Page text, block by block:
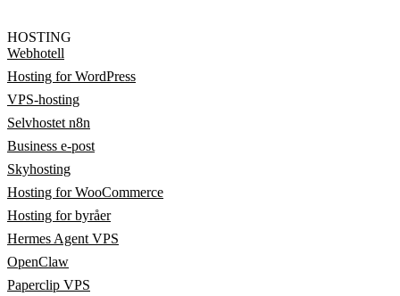
HOSTING
Webhotell
Hosting for WordPress
VPS-hosting
Selvhostet n8n
Business e-post
Skyhosting
Hosting for WooCommerce
Hosting for byråer
Hermes Agent VPS
OpenClaw
Paperclip VPS